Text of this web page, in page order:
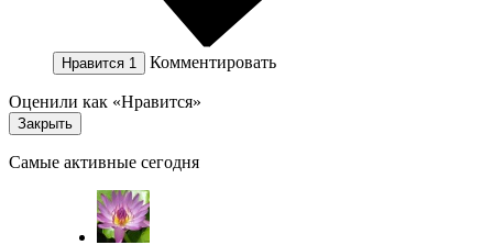
Нравится 1 Комментировать
Оценили как «Нравится»
Закрыть
Самые активные сегодня